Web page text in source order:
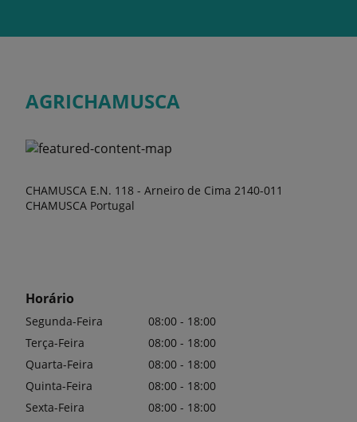
AGRICHAMUSCA
CHAMUSCA E.N. 118 - Arneiro de Cima 2140-011
CHAMUSCA Portugal
Horário
Segunda-Feira
08:00 - 18:00
Terça-Feira
08:00 - 18:00
Quarta-Feira
08:00 - 18:00
Quinta-Feira
08:00 - 18:00
Sexta-Feira
08:00 - 18:00